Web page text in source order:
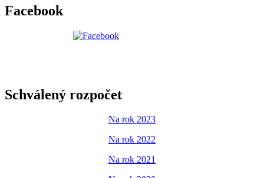
Facebook
Schválený rozpočet
Na rok 2023
Na rok 2022
Na rok 2021